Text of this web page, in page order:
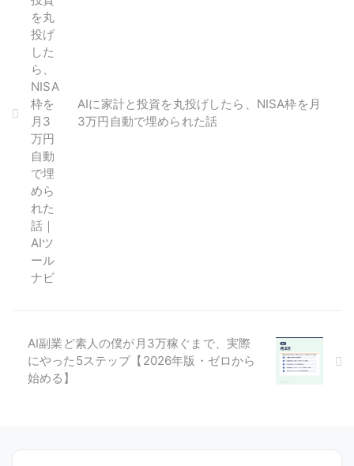
AIに家計と投資を丸投げしたら、NISA枠を月
3万円自動で埋められた話
AI副業ど素人の僕が月3万稼ぐまで、実際
にやった5ステップ【2026年版・ゼロから
始める】